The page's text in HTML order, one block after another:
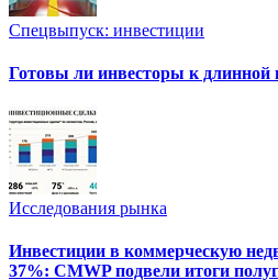
Спецвыпуск: инвестиции
Готовы ли инвесторы к длинной
Исследования рынка
Инвестиции в коммерческую
37%: CMWP подвели итоги